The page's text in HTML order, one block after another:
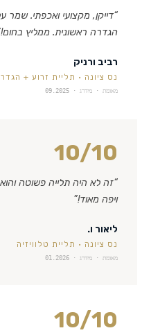
“דייקן, מקצועי ואכפתי. שמר
הגדרה ראשונית. ממליץ בחום!
רביב ורניק
נס ציונה · תליית זרוע +
מאומת · מידרג · 09.2025
10/10
“זה לא היה תלייה פשוטה
ויפה מאוד!”
ליאור ו.
נס ציונה · תליית טלוויזיה
מאומת · מידרג · 01.2026
10/10